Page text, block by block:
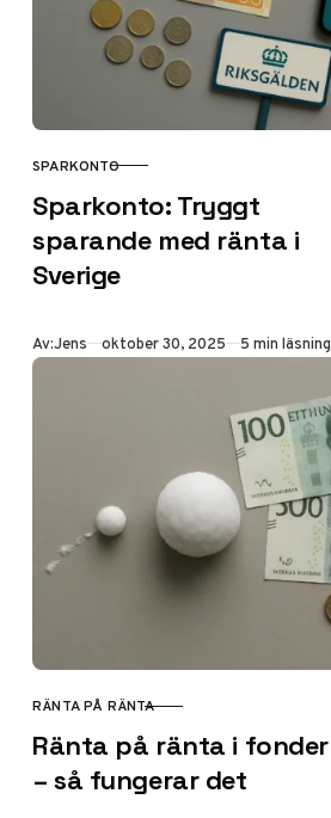
KATEGORI
SPARKONTO
Sparkonto: Tryggt
sparande med ränta i
Sverige
Av:Jens Publicerad
oktober 30, 2025 5 min läsning
KATEGORI
RÄNTA PÅ RÄNTA
Ränta på ränta i fonder
– så fungerar det